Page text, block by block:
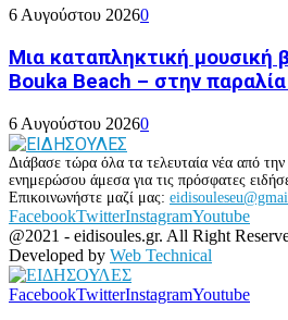
6 Αυγούστου 20260
Μια καταπληκτική μουσική
Bouka Beach – στην
6 Αυγούστου 20260
Διάβασε τώρα όλα τα τελευταία νέα από
ενημερώσου άμεσα για τις πρόσφατες
Επικοινωνήστε μαζί μας:
FacebookTwitterInstagramYoutube
@2021 - eidisoules.gr. All Right
Developed by Web Technical
FacebookTwitterInstagramYoutube